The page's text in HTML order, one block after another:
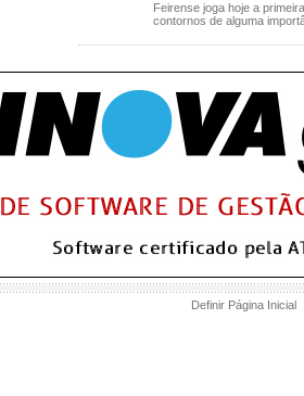
Feirense joga hoje a
contornos de alguma
Definir Página Inicial